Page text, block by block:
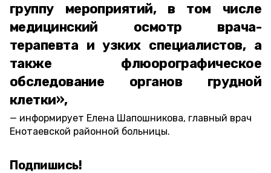
группу мероприятий, в том числе
медицинский осмотр врача-
терапевта и узких специалистов, а
также флюорографическое
обследование органов грудной
клетки»,
информирует Елена Шапошникова, главный врач
Енотаевской районной больницы.
Подпишись!